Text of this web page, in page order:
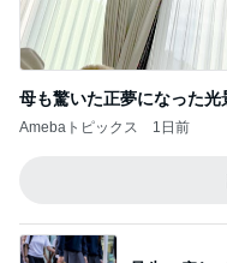
母も驚いた正夢になった光
Amebaトピックス 1日前